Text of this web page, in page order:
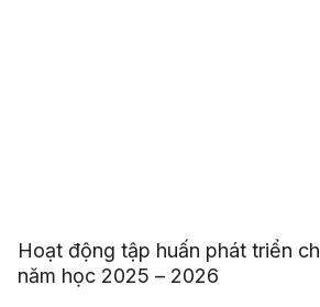
Hoạt động tập huấn phát triển
năm học 2025 – 2026